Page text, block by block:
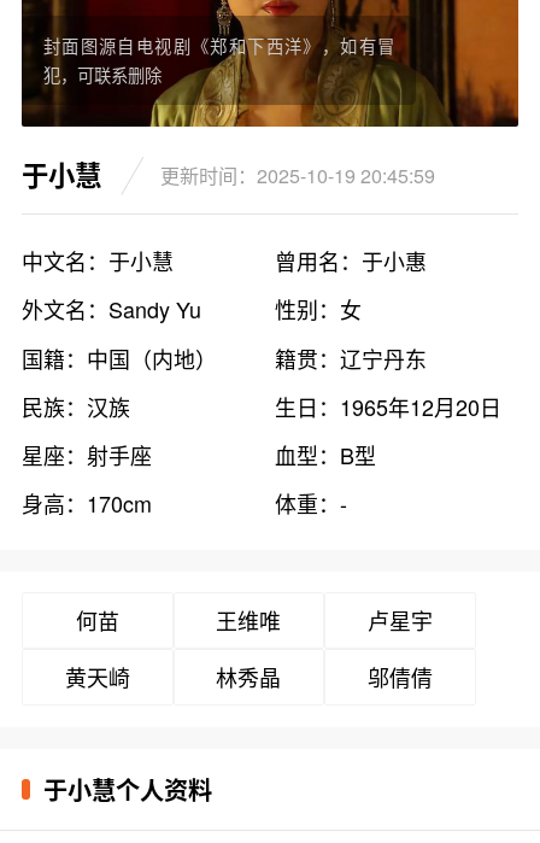
封面图源自电视剧《郑和下西洋》，如有冒
犯，可联系删除
于小慧 更新时间：2025-10-19 20:45:59
中文名：于小慧
曾用名：于小惠
外文名：Sandy Yu
性别：女
国籍：中国（内地）
籍贯：辽宁丹东
民族：汉族
生日：1965年12月20日
星座：射手座
血型：B型
身高：170cm
体重：-
何苗 王维唯
卢星宇
黄天崎
林秀晶 邬倩倩
于小慧个人资料